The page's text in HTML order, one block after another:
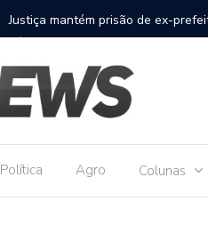
Construção do terminal de
9,8 milhões
Política Agro Colunas